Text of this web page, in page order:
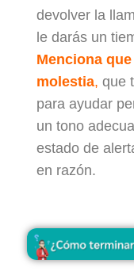
devolver la
le darás un
Menciona
molestia, que
para ayudar
un tono
estado de
en razón.